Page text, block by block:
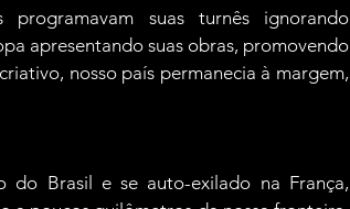
programavam suas turnês ignorando
apresentando suas obras, promovendo
nosso país permanecia à margem,
do Brasil e se auto-exilado na França,